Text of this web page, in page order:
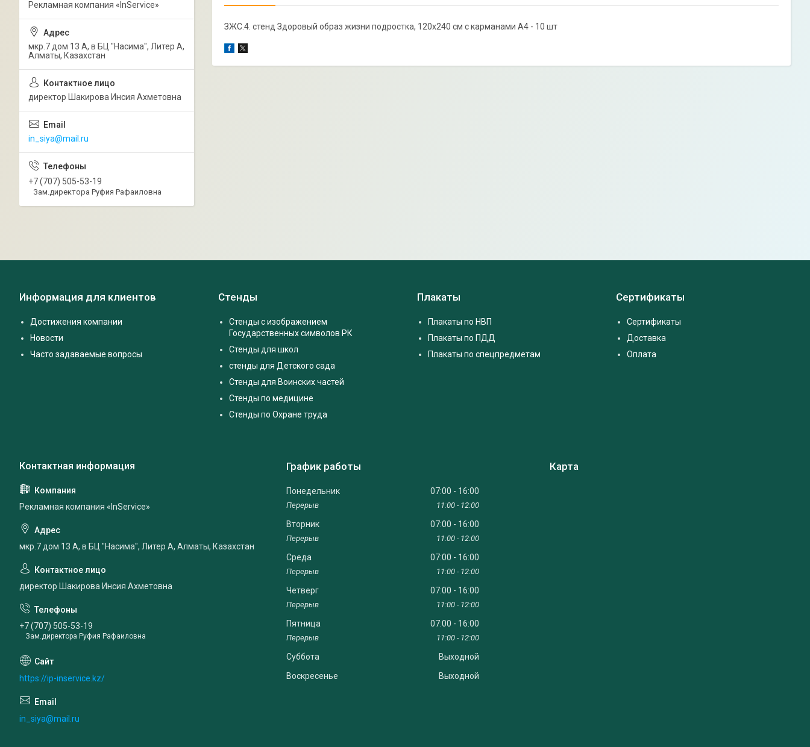
ЗЖС.4. стенд Здоровый образ жизни подростка, 120х240 см с карманами А4 - 10 шт
Рекламная компания «InService»
мкр.7 дом 13 А, в БЦ "Насима", Литер А,
Алматы, Казахстан
директор Шакирова Инсия Ахметовна
in_siya@mail.ru
+7 (707) 505-53-19
Зам.директора Руфия Рафаиловна
Информация для клиентов
Достижения компании
Новости
Часто задаваемые вопросы
Стенды
Стенды с изображением
Государственных символов РК
Стенды для школ
стенды для Детского сада
Стенды для Воинских частей
Стенды по медицине
Стенды по Охране труда
Плакаты
Плакаты по НВП
Плакаты по ПДД
Плакаты по спецпредметам
Сертификаты
Сертификаты
Доставка
Оплата
Рекламная компания «InService»
мкр.7 дом 13 А, в БЦ "Насима", Литер А, Алматы, Казахстан
директор Шакирова Инсия Ахметовна
+7 (707) 505-53-19
Зам.директора Руфия Рафаиловна
https://ip-inservice.kz/
in_siya@mail.ru
График работы
Понедельник 07:00 16:00
11:00 12:00
Вторник 07:00 16:00
11:00 12:00
Среда 07:00 16:00
11:00 12:00
Четверг 07:00 16:00
11:00 12:00
Пятница 07:00 16:00
11:00 12:00
Суббота
Выходной
Воскресенье
Выходной
Карта